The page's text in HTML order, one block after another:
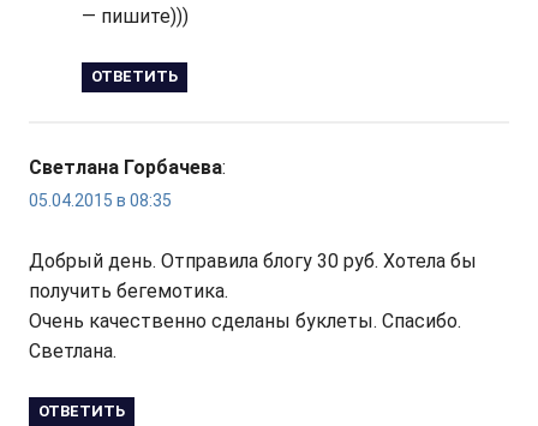
— пишите)))
ОТВЕТИТЬ
Светлана Горбачева:
05.04.2015 в 08:35
Добрый день. Отправила блогу 30 руб. Хотела бы
получить бегемотика.
Очень качественно сделаны буклеты. Спасибо.
Светлана.
ОТВЕТИТЬ